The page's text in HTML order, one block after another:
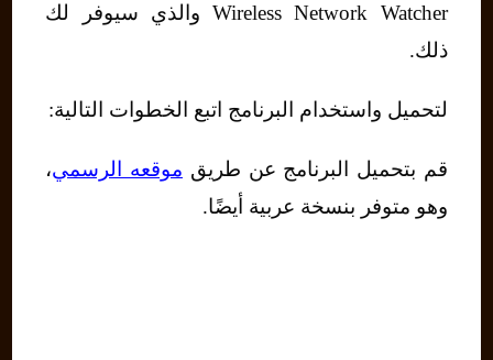
Wireless Network Watcher والذي سيوفر لك
ذلك.
لتحميل واستخدام البرنامج اتبع الخطوات التالية:
قم بتحميل البرنامج عن طريق موقعه الرسمي،
وهو متوفر بنسخة عربية أيضًا.